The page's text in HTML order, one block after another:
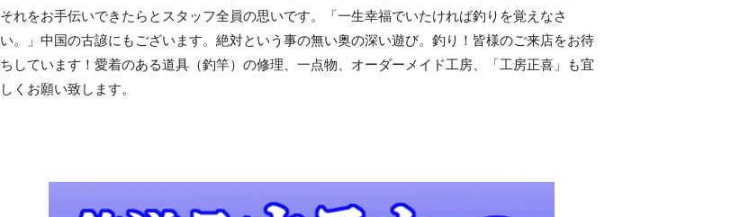
それをお手伝いできたらとスタッフ全員の思いです。「一生幸福でいたければ釣りを覚えなさ
い。」中国の古諺にもございます。絶対という事の無い奥の深い遊び。釣り！皆様のご来店をお待
ちしています！愛着のある道具（釣竿）の修理、一点物、オーダーメイド工房、「工房正喜」も宜
しくお願い致します。